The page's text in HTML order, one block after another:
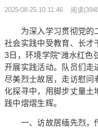
2025-08-25 10:11:46 阅读(
为深入学习贯彻党的
社会实践中受教育、长才
3日，环境学院“潍水红色
开展实践活动。队员们走
尽美烈士故居，走访慰问
化探寻中，用脚步丈量土
践中熠熠生辉。
一、访故居缅先烈，